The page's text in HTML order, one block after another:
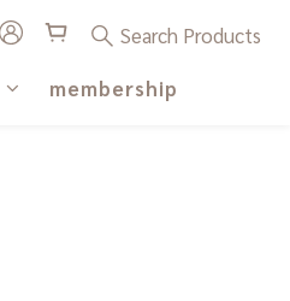
Search Products
membership